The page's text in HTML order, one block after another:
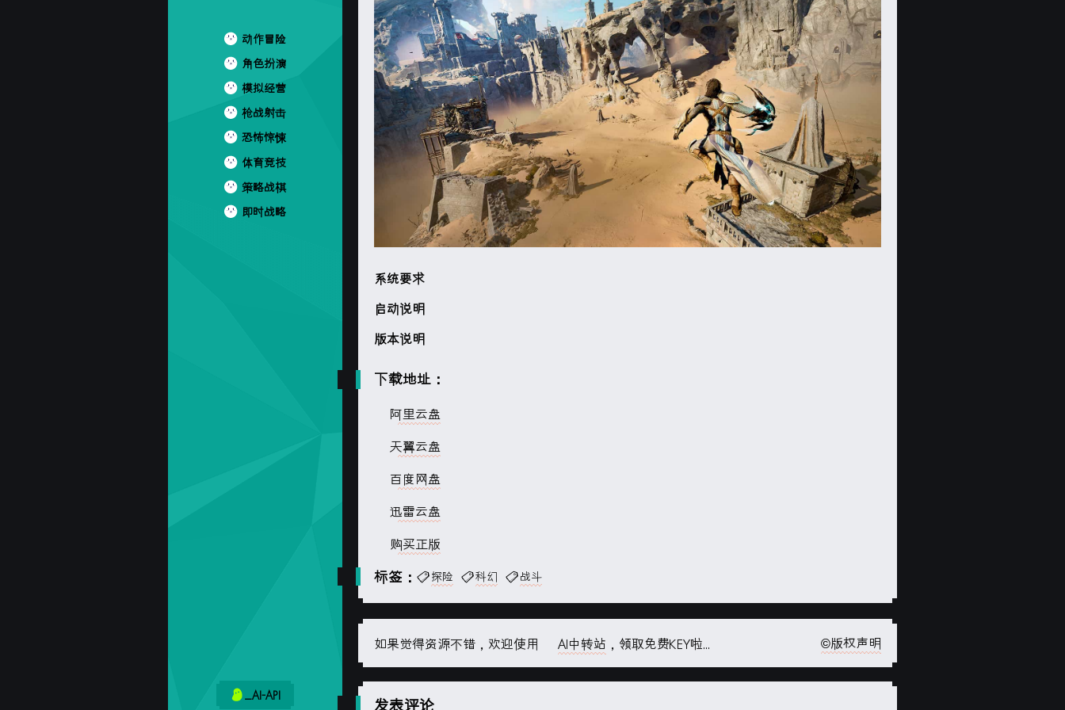
动作冒险
角色扮演
模拟经营
枪战射击
恐怖惊悚
体育竞技
策略战棋
即时战略
_AI-API
系统要求
启动说明
版本说明
下载地址：
阿里云盘
天翼云盘
百度网盘
迅雷云盘
购买正版
标签： 探险 科幻 战斗
如果觉得资源不错，欢迎使用 AI中转站 ，领取免费KEY啦... ©版权声明
发表评论